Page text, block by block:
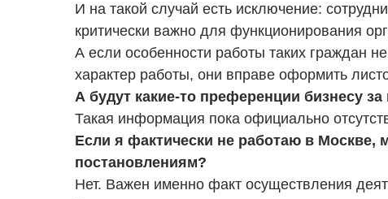
И на такой случай есть исключение:
критически важно для функционирования
А если особенности работы таких граждан
характер работы, они вправе оформить
А будут какие-то преференции бизнесу за
Такая информация пока официально
Если я фактически не работаю в Москве,
постановлениям?
Нет. Важен именно факт осуществления